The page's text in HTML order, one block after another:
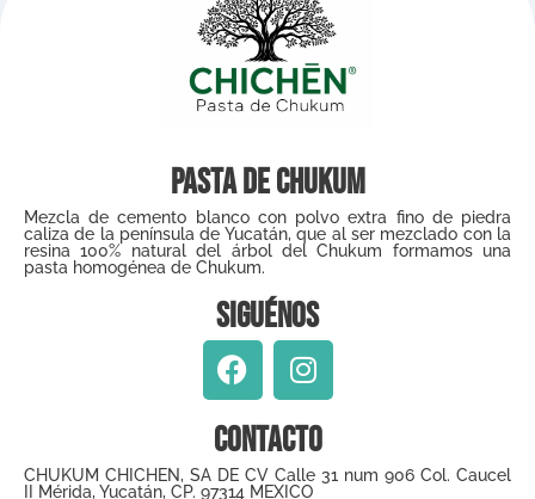
Pasta de Chukum
Mezcla de cemento blanco con polvo extra fino de piedra
caliza de la península de Yucatán, que al ser mezclado con la
resina 100% natural del árbol del Chukum formamos una
pasta homogénea de Chukum.
Siguénos
Contacto
CHUKUM CHICHEN, SA DE CV Calle 31 num 906 Col. Caucel
II Mérida, Yucatán, CP. 97314 MEXICO